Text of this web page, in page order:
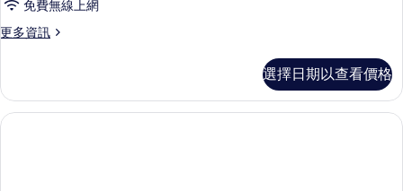
的
相
片
免費無線上網
更多資訊
更
Essence
Room
with
選擇日期以查看價格